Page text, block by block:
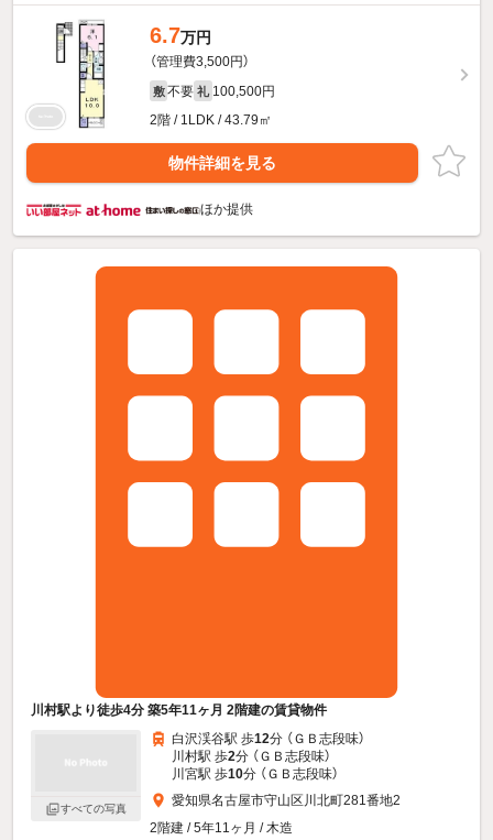
6.7万円
（管理費3,500円）
敷 不要 礼 100,500円
2階 / 1LDK / 43.79㎡
物件詳細を見る
ほか提供
川村駅より徒歩4分 築5年11ヶ月 2階建の賃貸物件
すべての写真
白沢渓谷駅 歩12分 （ＧＢ志段味）
川村駅 歩2分 （ＧＢ志段味）
川宮駅 歩10分 （ＧＢ志段味）
愛知県名古屋市守山区川北町281番地2
2階建 / 5年11ヶ月 / 木造